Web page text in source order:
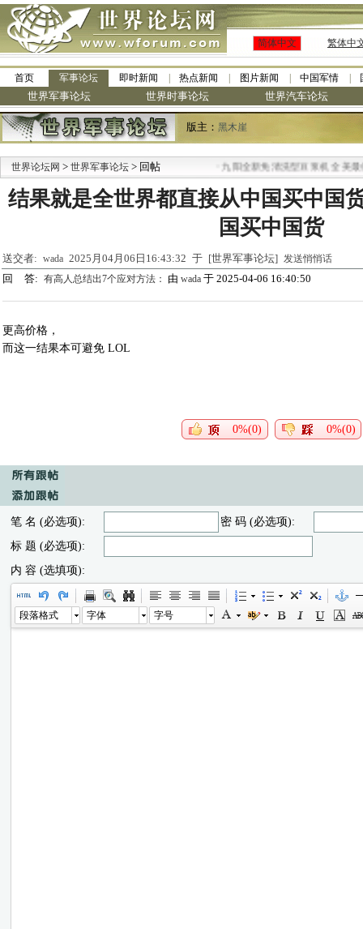
简体中文 繁体中
首页 军事论坛 即时新闻 热点新闻 图片新闻 中国军情
世界军事论坛 世界时事论坛 世界汽车论坛
版主： 黑木崖
世界论坛网 > 世界军事论坛 > 回帖 九阳全新免清洗型豆浆机 全美最低
结果就是全世界都直接从中国买中国
国买中国货
送交者: wada 2025月04月06日16:43:32 于 [世界军事论坛] 发送悄悄话
回 答: 有高人总结出7个应对方法： 由 wada 于 2025-04-06 16:40:50
更高价格，
而这一结果本可避免 LOL
0%(0) 0%(0)
笔 名 (必选项):
密 码 (必选项):
标 题 (必选项):
内 容 (选填项):
段落格式 字体 字号